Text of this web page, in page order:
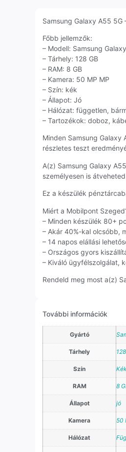
Samsung Galaxy A55
Főbb jellemzők:
– Modell: Samsung
– Tárhely: 128 GB
– RAM: 8 GB
– Kamera: 50 MP MP
– Szín: kék
– Állapot: Jó
– Hálózat: független,
– Tartozékok: doboz,
Minden Samsung
részletes teszt
A(z) Samsung Galaxy
személyesen is
Ez a készülék
Miért a Mobilpont
– Minden készülék 80+
– Akár 40%-kal olcsóbb,
– 14 napos elállási
– Országos gyors
– Kiváló ügyfélszolgálat,
Rendeld meg most a(z)
További információk
Gyártó
Tárhely
Szín
RAM 8
Állapot jó
Kamera 50
Hálózat